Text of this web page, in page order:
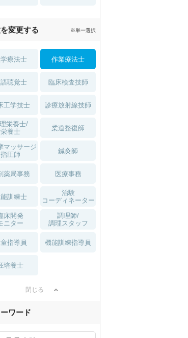
変更する ※単一選択
療法士 作業療法士
聴覚士 臨床検査技師
工学技士 診療放射線技師
栄養士/
栄養士
柔道整復師
マッサージ
指圧師
鍼灸師
薬局事務 医療事務
訓練士
治験
コーディネーター
床開発
ニター
調理師/
調理スタッフ
指導員 機能訓練指導員
培養士
閉じる
ワード